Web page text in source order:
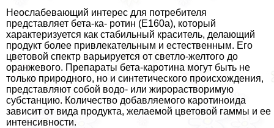
Неослабевающий интерес для потребителя
представляет бета-ка- ротин (Е160а), который
хаpaктеризуется как стабильный краситель, делающий
продукт более привлекательным и естественным. Его
цветовой спектр варьируется от светло-желтого до
оранжевого. Препараты бета-каротина могут быть не
только природного, но и синтетического происхождения,
представляют собой водо- или жирорастворимую
субстанцию. Количество добавляемого каротиноида
зависит от вида продукта, желаемой цветовой гаммы и ее
интенсивности.